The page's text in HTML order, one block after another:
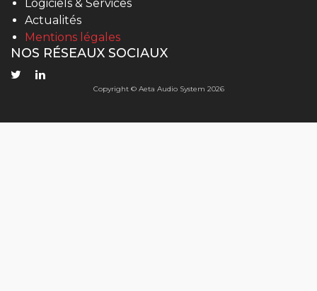
Logiciels & Services
Actualités
Mentions légales
NOS RÉSEAUX SOCIAUX
Copyright © Aeta Audio System 2026